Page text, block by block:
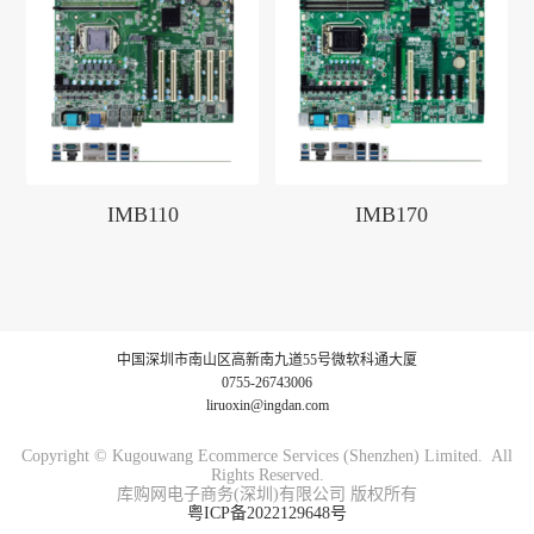
IMB110 IMB170
中国深圳市南山区高新南九道55号微软科通大厦
0755-26743006
liruoxin@ingdan.com
Copyright © Kugouwang Ecommerce Services (Shenzhen) Limited. All
Rights Reserved.
库购网电子商务(深圳)有限公司 版权所有
粤ICP备2022129648号